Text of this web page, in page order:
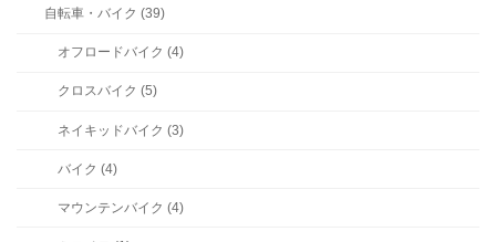
自転車・バイク (39)
オフロードバイク (4)
クロスバイク (5)
ネイキッドバイク (3)
バイク (4)
マウンテンバイク (4)